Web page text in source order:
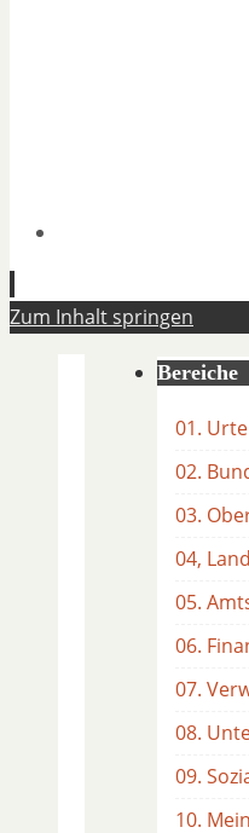
Zum Inhalt springen
Bereiche
01.
02.
03.
04,
05.
06.
07.
08.
09.
10.